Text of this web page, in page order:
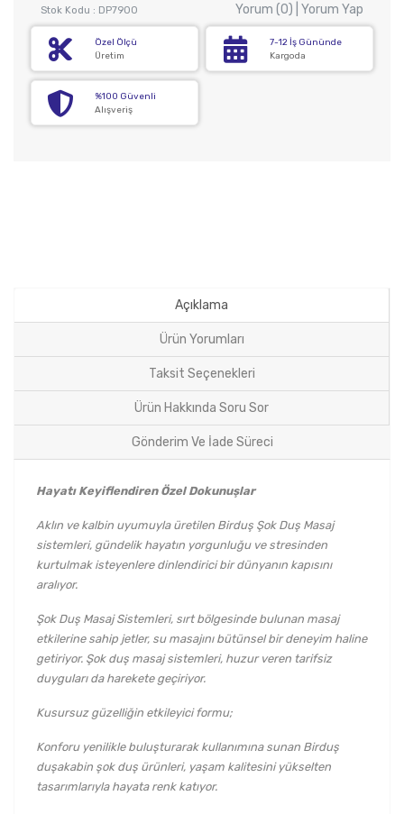
Stok Kodu : DP7900 Yorum (0) | Yorum Yap
Özel Ölçü
Üretim
7-12 İş Gününde
Kargoda
%100 Güvenli
Alışveriş
Açıklama
Ürün Yorumları
Taksit Seçenekleri
Ürün Hakkında Soru Sor
Gönderim Ve İade Süreci
Hayatı Keyiflendiren Özel Dokunuşlar
Aklın ve kalbin uyumuyla üretilen Birduş Şok Duş Masaj
sistemleri, gündelik hayatın yorgunluğu ve stresinden
kurtulmak isteyenlere dinlendirici bir dünyanın kapısını
aralıyor.
Şok Duş Masaj Sistemleri, sırt bölgesinde bulunan masaj
etkilerine sahip jetler, su masajını bütünsel bir deneyim haline
getiriyor. Şok duş masaj sistemleri, huzur veren tarifsiz
duyguları da harekete geçiriyor.
Kusursuz güzelliğin etkileyici formu;
Konforu yenilikle buluşturarak kullanımına sunan Birduş
duşakabin şok duş ürünleri, yaşam kalitesini yükselten
tasarımlarıyla hayata renk katıyor.